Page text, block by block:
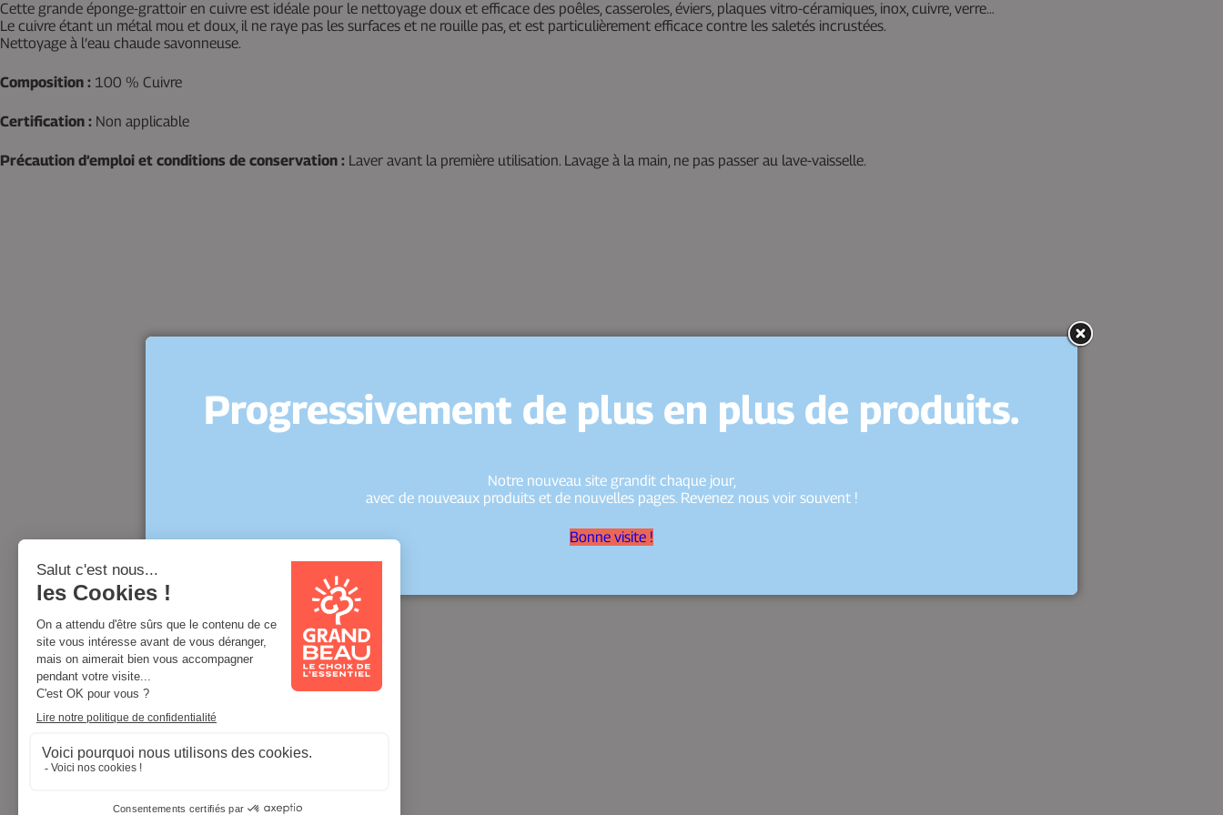
Cette grande éponge-grattoir en cuivre est idéale pour le nettoyage doux et efficace des poêles, casseroles, éviers, plaques vitro-céramiques, inox, cuivre, verre…
Le cuivre étant un métal mou et doux, il ne raye pas les surfaces et ne rouille pas, et est particulièrement efficace contre les saletés incrustées.
Nettoyage à l’eau chaude savonneuse.
Composition : 100 % Cuivre
Certification : Non applicable
Précaution d’emploi et conditions de conservation : Laver avant la première utilisation. Lavage à la main, ne pas passer au lave-vaisselle.
Progressivement de plus en plus de produits.
Notre nouveau site grandit chaque jour,
avec de nouveaux produits et de nouvelles pages. Revenez nous voir souvent !
Bonne visite !